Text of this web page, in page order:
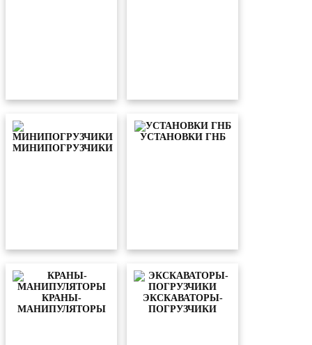
МИНИПОГРУЗЧИКИ
УСТАНОВКИ ГНБ
КРАНЫ-
МАНИПУЛЯТОРЫ
ЭКСКАВАТОРЫ-
ПОГРУЗЧИКИ